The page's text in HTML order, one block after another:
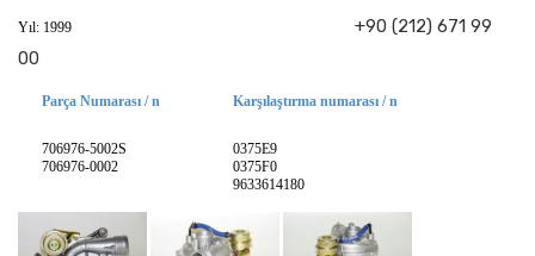
Yıl: 1999 +90 (212) 671 99
00
Parça Numarası / n
706976-5002S
706976-0002
Karşılaştırma numarası / n
0375E9
0375F0
9633614180